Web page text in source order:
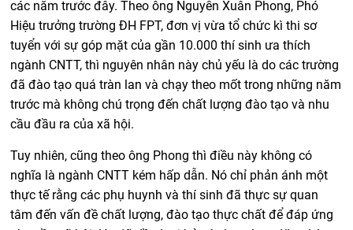
các năm trước đây. Theo ông Nguyễn Xuân Phong, Phó
Hiệu trưởng trường ĐH FPT, đơn vị vừa tổ chức kì thi sơ
tuyển với sự góp mặt của gần 10.000 thí sinh ưa thích
ngành CNTT, thì nguyên nhân này chủ yếu là do các trường
đã đào tạo quá tràn lan và chạy theo mốt trong những năm
trước mà không chú trọng đến chất lượng đào tạo và nhu
cầu đầu ra của xã hội.
Tuy nhiên, cũng theo ông Phong thì điều này không có
nghĩa là ngành CNTT kém hấp dẫn. Nó chỉ phản ánh một
thực tế rằng các phụ huynh và thí sinh đã thực sự quan
tâm đến vấn đề chất lượng, đào tạo thực chất để đáp ứng